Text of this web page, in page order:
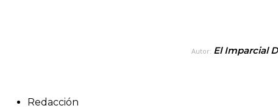
Autor: El Imparcial
Redacción